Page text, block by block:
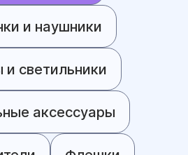
и наушники
светильники
аксессуары